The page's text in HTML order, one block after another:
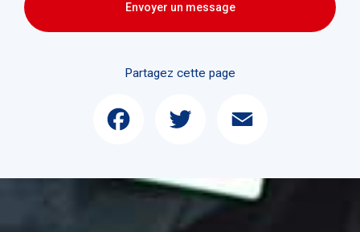
Envoyer un message
Partagez cette page